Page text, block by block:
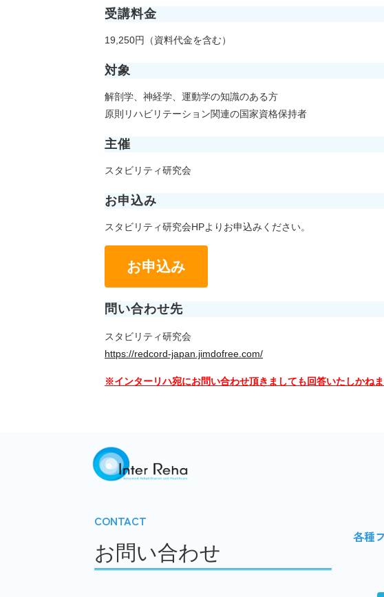
受講料金
19,250円（資料代⾦を含む）
対象
解剖学、神経学、運動学の知識のある方
原則リハビリテーション関連の国家資格保持者
主催
スタビリティ研究会
お申込み
スタビリティ研究会HPよりお申込みください。
お申込み
問い合わせ先
スタビリティ研究会
https://redcord-japan.jimdofree.com/
※インターリハ宛にお問い合わせ頂きましても回答いたしかねま
CONTACT
お問い合わせ
各種